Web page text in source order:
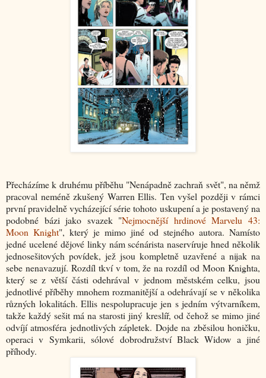
Přecházíme k druhému příběhu "Nenápadně zachraň svět", na němž
pracoval neméně zkušený Warren Ellis. Ten vyšel později v rámci
první pravidelně vycházející série tohoto uskupení a je postavený na
podobné bázi jako svazek "Nejmocnější hrdinové Marvelu 43:
Moon Knight", který je mimo jiné od stejného autora. Namísto
jedné ucelené dějové linky nám scénárista naservíruje hned několik
jednosešitových povídek, jež jsou kompletně uzavřené a nijak na
sebe nenavazují. Rozdíl tkví v tom, že na rozdíl od Moon Knighta,
který se z větší části odehrával v jednom městském celku, jsou
jednotlivé příběhy mnohem rozmanitější a odehrávají se v několika
různých lokalitách. Ellis nespolupracuje jen s jedním výtvarníkem,
takže každý sešit má na starosti jiný kreslíř, od čehož se mimo jiné
odvíjí atmosféra jednotlivých zápletek. Dojde na zběsilou honičku,
operaci v Symkarii, sólové dobrodružství Black Widow a jiné
příhody.